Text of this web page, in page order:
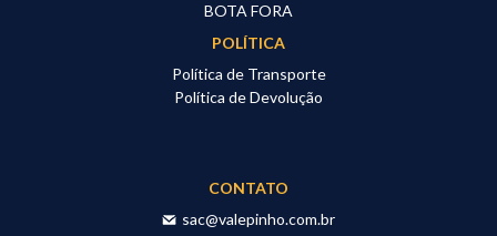
BOTA FORA
POLÍTICA
Política de Transporte
Política de Devolução
CONTATO
sac@valepinho.com.br